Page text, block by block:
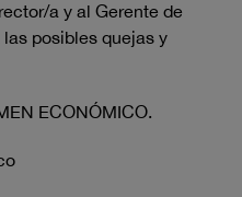
a y al Gerente de
posibles quejas y
ECONÓMICO.